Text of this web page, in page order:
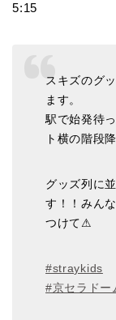
5:15
スキズのグ
ます。
駅で始発待
ト横の階段
グッズ列に
す！！みん
つけて⚠
#straykids
#京セラドー